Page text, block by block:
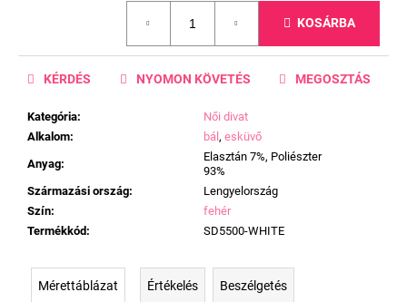
KOSÁRBA
Kategória:
Női divat
Alkalom: bál, esküvő
Anyag:
Elasztán 7%, Poliészter
93%
Származási ország:
Lengyelország
Szín:
fehér
Termékkód: SD5500-WHITE
KÉRDÉS NYOMON KÖVETÉS MEGOSZTÁS
Mérettáblázat Értékelés Beszélgetés